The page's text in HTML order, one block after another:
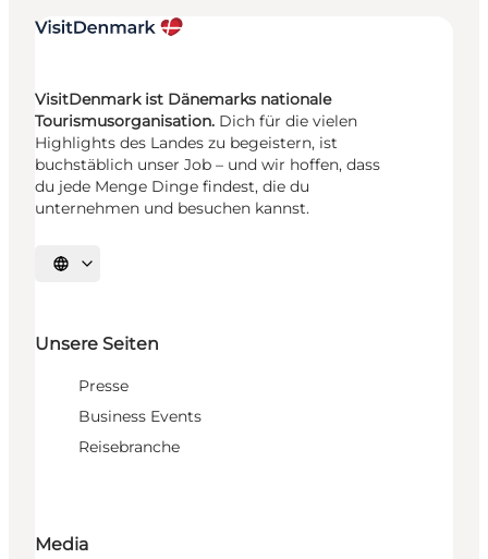
VisitDenmark ist Dänemarks nationale
Tourismusorganisation. Dich für die vielen
Highlights des Landes zu begeistern, ist
buchstäblich unser Job – und wir hoffen, dass
du jede Menge Dinge findest, die du
unternehmen und besuchen kannst.
Sprache auswählen
Unsere Seiten
Presse
Business Events
Reisebranche
Media